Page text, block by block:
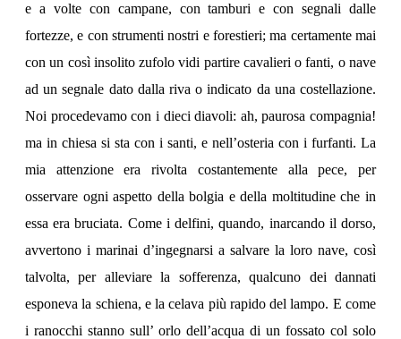
e a volte con campane, con tamburi e con segnali dalle
fortezze, e con strumenti nostri e forestieri; ma certamente mai
con un così insolito zufolo vidi partire cavalieri o fanti, o nave
ad un segnale dato dalla riva o indicato da una costellazione.
Noi procedevamo con i dieci diavoli: ah, paurosa compagnia!
ma in chiesa si sta con i santi, e nell’osteria con i furfanti. La
mia attenzione era rivolta costantemente alla pece, per
osservare ogni aspetto della bolgia e della moltitudine che in
essa era bruciata. Come i delfini, quando, inarcando il dorso,
avvertono i marinai d’ingegnarsi a salvare la loro nave, così
talvolta, per alleviare la sofferenza, qualcuno dei dannati
esponeva la schiena, e la celava più rapido del lampo. E come
i ranocchi stanno sull’ orlo dell’acqua di un fossato col solo